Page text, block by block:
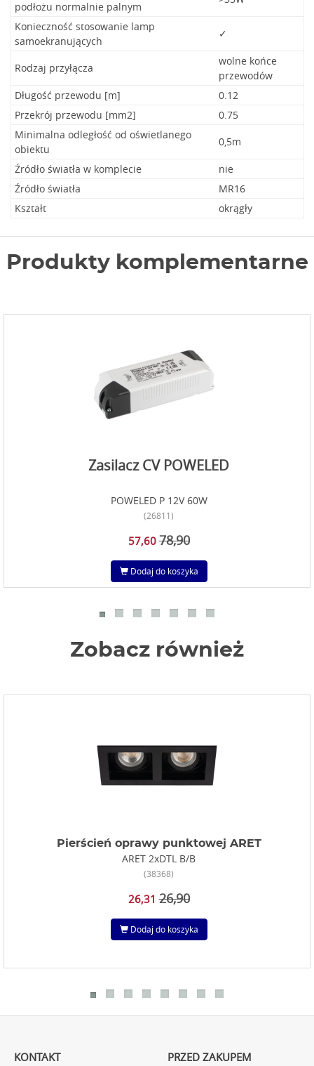
podłożu normalnie palnym
Konieczność stosowanie lamp
samoekranujących
✓
Rodzaj przyłącza
wolne końce
przewodów
Długość przewodu [m]
0.12
Przekrój przewodu [mm2]
0.75
Minimalna odległość od oświetlanego
obiektu
0,5m
Źródło światła w komplecie
nie
Źródło światła
MR16
Kształt
okrągły
Produkty komplementarne
Zasilacz CV POWELED
POWELED P 12V 60W
(26811)
57,60 78,90
Dodaj do koszyka
Zobacz również
Pierścień oprawy punktowej ARET
ARET 2xDTL B/B
(38368)
26,31 26,90
Dodaj do koszyka
KONTAKT PRZED ZAKUPEM